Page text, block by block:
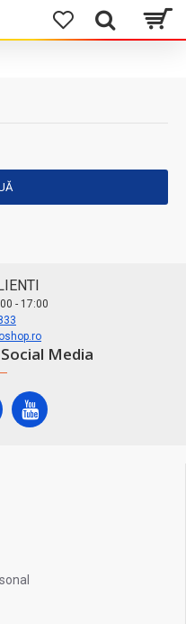
- 17:00
Media